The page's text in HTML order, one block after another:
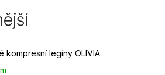
kompresní legíny OLIVIA